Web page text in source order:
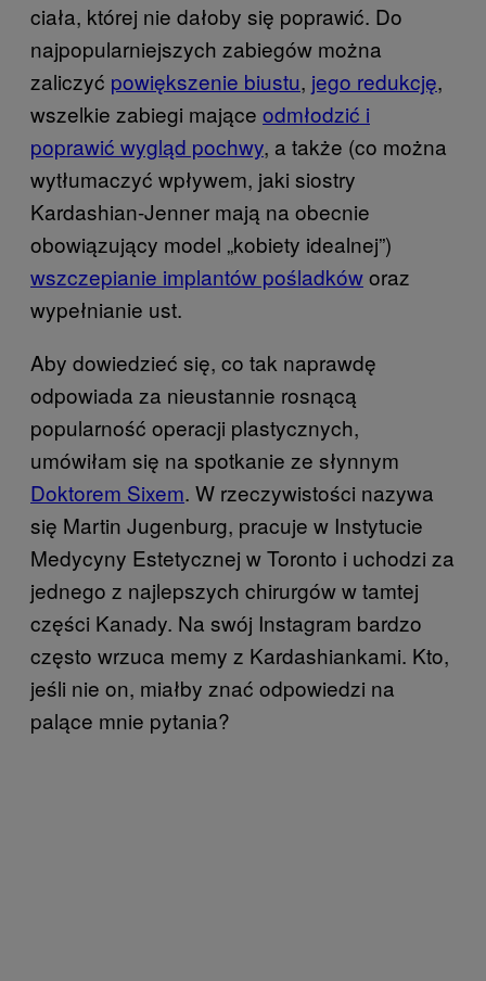
ciała, której nie dałoby się poprawić. Do
najpopularniejszych zabiegów można
zaliczyć powiększenie biustu, jego redukcję,
wszelkie zabiegi mające odmłodzić i
poprawić wygląd pochwy, a także (co można
wytłumaczyć wpływem, jaki siostry
Kardashian-Jenner mają na obecnie
obowiązujący model „kobiety idealnej”)
wszczepianie implantów pośladkóworaz
wypełnianie ust.
Aby dowiedzieć się, co tak naprawdę
odpowiada za nieustannie rosnącą
popularność operacji plastycznych,
umówiłam się na spotkanie ze słynnym
Doktorem Sixem. W rzeczywistości nazywa
się Martin Jugenburg, pracuje w Instytucie
Medycyny Estetycznej w Toronto i uchodzi za
jednego z najlepszych chirurgów w tamtej
części Kanady. Na swój Instagram bardzo
często wrzuca memy z Kardashiankami. Kto,
jeśli nie on, miałby znać odpowiedzi na
palące mnie pytania?